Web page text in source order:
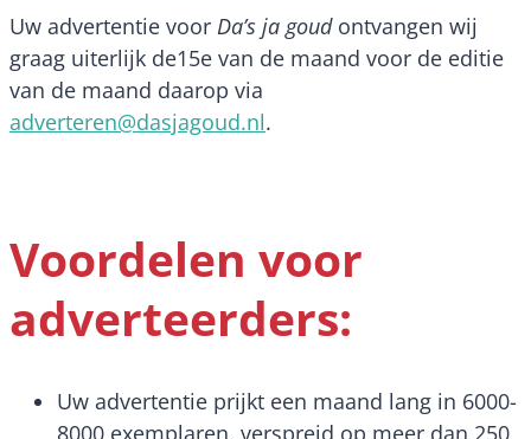
Uw advertentie voor Da’s ja goudontvangen wij
graag uiterlijk de15e van de maand voor de editie
van de maand daarop via
adverteren@dasjagoud.nl.
Voordelen voor
adverteerders:
Uw advertentie prijkt een maand lang in 6000-